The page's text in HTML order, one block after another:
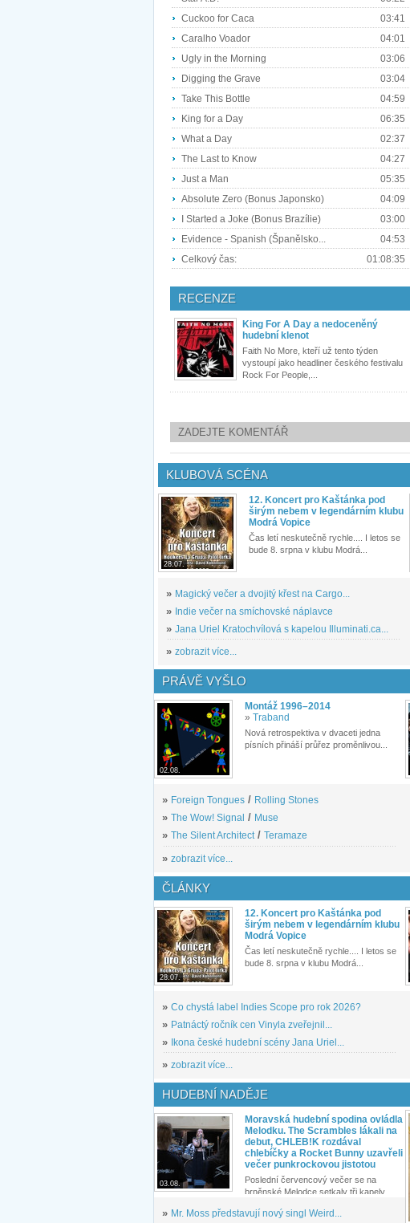
Cuckoo for Caca
03:41
Caralho Voador
04:01
Ugly in the Morning
03:06
Digging the Grave
03:04
Take This Bottle
04:59
King for a Day
06:35
What a Day
02:37
The Last to Know
04:27
Just a Man
05:35
Absolute Zero (Bonus Japonsko)
04:09
I Started a Joke (Bonus Brazílie)
03:00
Evidence - Spanish (Španělsko...
04:53
Celkový čas:
01:08:35
RECENZE
King For A Day a nedoceněný
hudební klenot
Faith No More, kteří už tento týden
vystoupí jako headliner českého festivalu
Rock For People,...
ZADEJTE KOMENTÁŘ
KLUBOVÁ SCÉNA
28.07.
12. Koncert pro Kaštánka pod
širým nebem v legendárním klubu
Modrá Vopice
Čas letí neskutečně rychle.... I letos se
bude 8. srpna v klubu Modrá...
» Magický večer a dvojitý křest na Cargo...
» Indie večer na smíchovské náplavce
» Jana Uriel Kratochvílová s kapelou Illuminati.ca...
» zobrazit více...
PRÁVĚ VYŠLO
02.08.
Montáž 1996–2014
» Traband
Nová retrospektiva v dvaceti jedna
písních přináší průřez proměnlivou...
» Foreign Tongues / Rolling Stones
» The Wow! Signal / Muse
» The Silent Architect/ Teramaze
» zobrazit více...
ČLÁNKY
28.07.
12. Koncert pro Kaštánka pod
širým nebem v legendárním klubu
Modrá Vopice
Čas letí neskutečně rychle.... I letos se
bude 8. srpna v klubu Modrá...
» Co chystá label Indies Scope pro rok 2026?
» Patnáctý ročník cen Vinyla zveřejnil...
» Ikona české hudební scény Jana Uriel...
» zobrazit více...
HUDEBNÍ NADĚJE
03.08.
Moravská hudební spodina ovládla
Melodku. The Scrambles lákali na
debut, CHLEB!K rozdával
chlebíčky a Rocket Bunny uzavřeli
večer punkrockovou jistotou
Poslední červencový večer se na
brněnské Melodce setkaly tři kapely...
» Mr. Moss představují nový singl Weird...